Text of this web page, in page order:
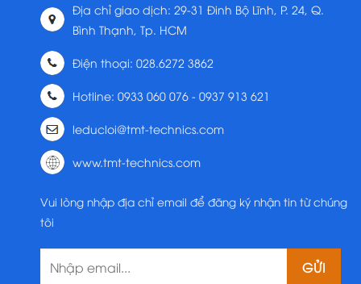
Địa chỉ giao dịch: 29-31 Đinh Bộ Lĩnh, P. 24, Q.
Bình Thạnh, Tp. HCM
Điện thoại: 028.6272 3862
Hotline: 0933 060 076 - 0937 913 621
leducloi@tmt-technics.com
www.tmt-technics.com
Vui lòng nhập địa chỉ email để đăng ký nhận tin từ chúng
tôi